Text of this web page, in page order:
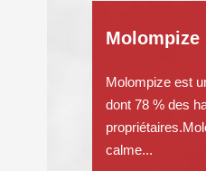
Molompize
Molompize est
dont 78 % des
calme...